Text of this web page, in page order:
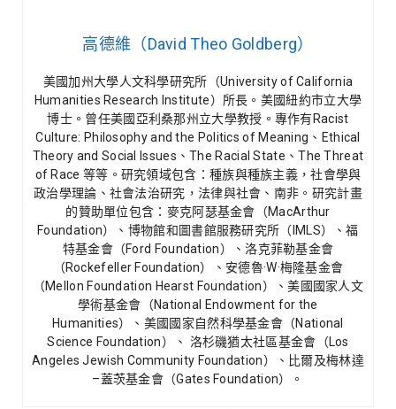
高德維（David Theo Goldberg）
美國加州大學人文科學研究所（University of California
Humanities Research Institute）所長。美國紐約市立大學
博士。曾任美國亞利桑那州立大學教授。專作有Racist
Culture: Philosophy and the Politics of Meaning、Ethical
Theory and Social Issues、The Racial State、The Threat
of Race 等等。研究領域包含：種族與種族主義，社會學與
政治學理論、社會法治研究，法律與社會、南非。研究計畫
的贊助單位包含：麥克阿瑟基金會（MacArthur
Foundation）、博物館和圖書館服務研究所（IMLS）、福
特基金會（Ford Foundation）、洛克菲勒基金會
（Rockefeller Foundation）、安德魯·W·梅隆基金會
（Mellon Foundation Hearst Foundation）、美國國家人文
學術基金會（National Endowment for the
Humanities）、美國國家自然科學基金會（National
Science Foundation）、 洛杉磯猶太社區基金會（Los
Angeles Jewish Community Foundation）、比爾及梅林達
–蓋茨基金會（Gates Foundation）。